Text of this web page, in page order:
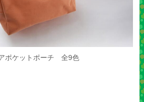
ポケットポーチ 全9色